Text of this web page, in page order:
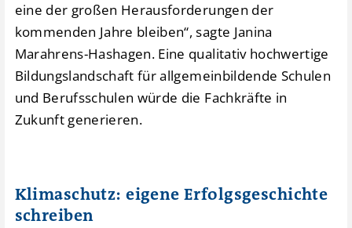
eine der großen Herausforderungen der
kommenden Jahre bleiben“, sagte Janina
Marahrens-Hashagen. Eine qualitativ hochwertige
Bildungslandschaft für allgemeinbildende Schulen
und Berufsschulen würde die Fachkräfte in
Zukunft generieren.
Klimaschutz: eigene Erfolgsgeschichte
schreiben